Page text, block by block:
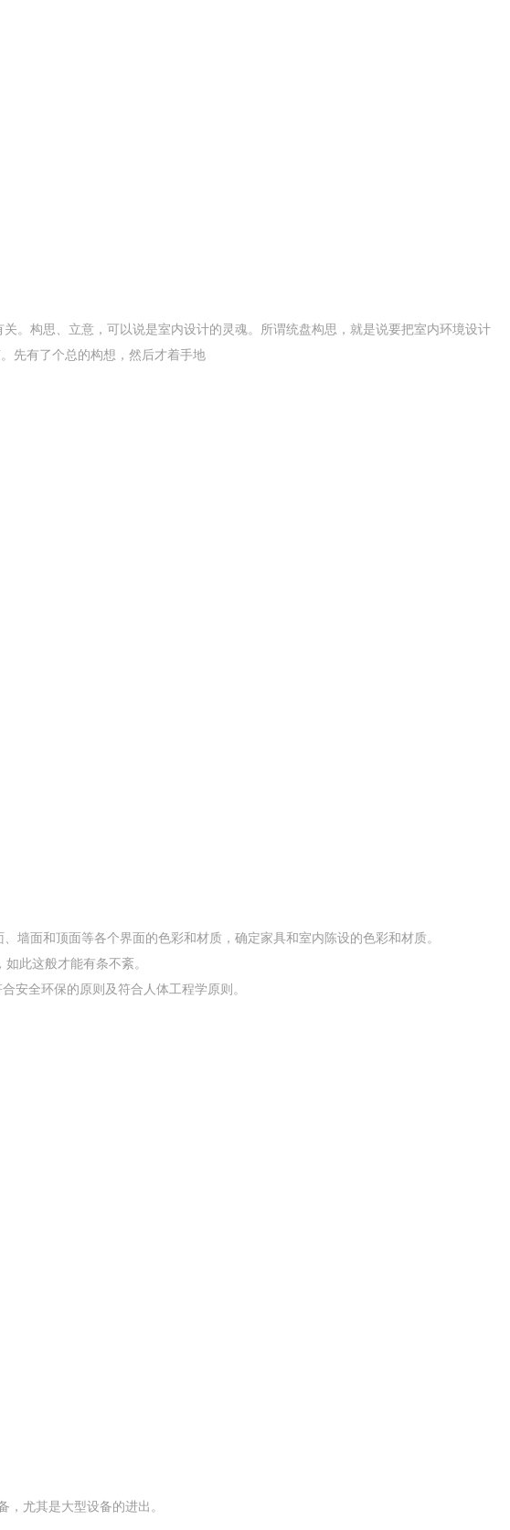
。构思、立意，可以说是室内设计的灵魂。所谓统盘构思，就是说要把室内环境设计
先有了个总的构想，然后才着手地
墙面和顶面等各个界面的色彩和材质，确定家具和室内陈设的色彩和材质。
此这般才能有条不紊。
安全环保的原则及符合人体工程学原则。
尤其是大型设备的进出。